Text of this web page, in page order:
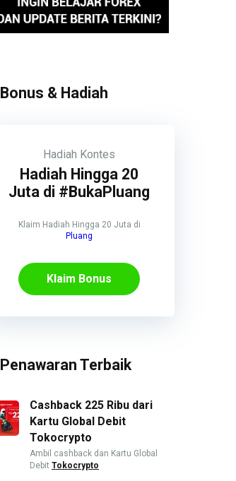
Bonus & Hadiah
Hadiah Kontes
Hadiah Hingga 20
Juta di #BukaPluang
Klaim Hadiah Hingga 20 Juta di
Pluang
Klaim Bonus
Penawaran Terbaik
Cashback 225 Ribu dari
Kartu Global Debit
Tokocrypto
Ambil cashback dan Kartu Global
Debit Tokocrypto